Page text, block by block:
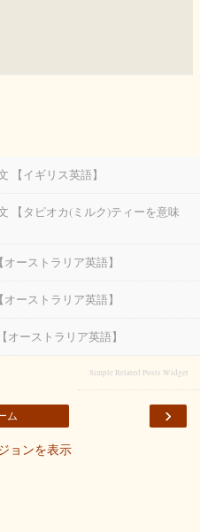
【イギリス英語】
【タピオカ(ミルク)ティーを意味
ーストラリア英語】
ーストラリア英語】
ーストラリア英語】
Simple Related Posts Widget
›
ム
ョンを表示